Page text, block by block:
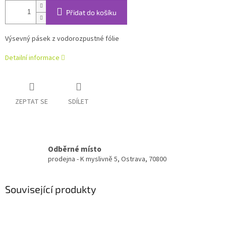
Přidat do košíku
Výsevný pásek z vodorozpustné fólie
Detailní informace
ZEPTAT SE SDÍLET
Odběrné místo
prodejna - K myslivně 5, Ostrava, 70800
Související produkty